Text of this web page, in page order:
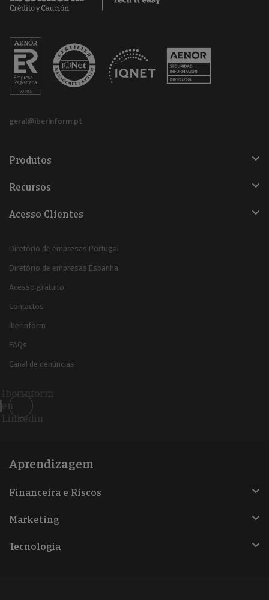
geral@iberinform.pt
Produtos
Recursos
Acesso Clientes
Diretório de empresas Portugal
Diretório de empresas Espanha
Acesso gratuito
Contactos
Iberinform
FAQs
Canal de denúncias
Iberinform
en
Linkedin
Aprendizagem
Financeira e Riscos
Marketing
Tecnologia